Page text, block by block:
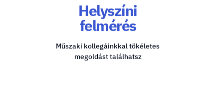
Helyszíni
felmérés
Műszaki kollegáinkkal tökéletes
megoldást találhatsz